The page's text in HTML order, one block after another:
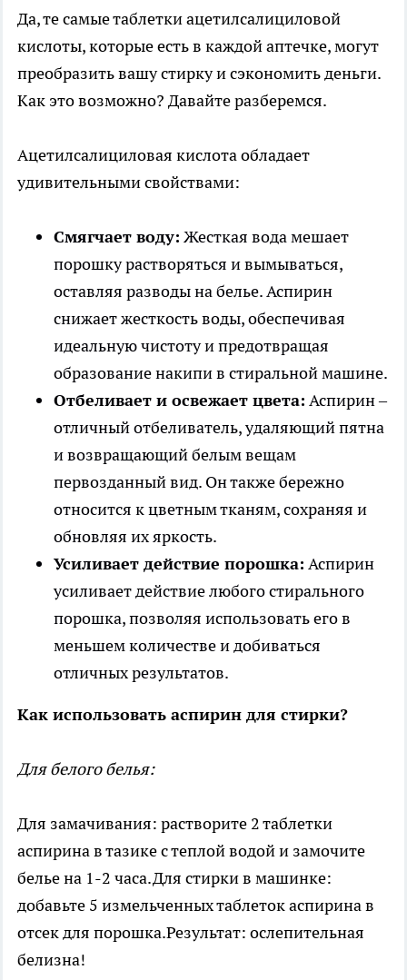
Да, те самые таблетки ацетилсалициловой
кислоты, которые есть в каждой аптечке, могут
преобразить вашу стирку и сэкономить деньги.
Как это возможно? Давайте разберемся.
Ацетилсалициловая кислота обладает
удивительными свойствами:
Смягчает воду: Жесткая вода мешает
порошку растворяться и вымываться,
оставляя разводы на белье. Аспирин
снижает жесткость воды, обеспечивая
идеальную чистоту и предотвращая
образование накипи в стиральной машине.
Отбеливает и освежает цвета: Аспирин –
отличный отбеливатель, удаляющий пятна
и возвращающий белым вещам
первозданный вид. Он также бережно
относится к цветным тканям, сохраняя и
обновляя их яркость.
Усиливает действие порошка: Аспирин
усиливает действие любого стирального
порошка, позволяя использовать его в
меньшем количестве и добиваться
отличных результатов.
Как использовать аспирин для стирки?
Для белого белья:
Для замачивания: растворите 2 таблетки
аспирина в тазике с теплой водой и замочите
белье на 1-2 часа.Для стирки в машинке:
добавьте 5 измельченных таблеток аспирина в
отсек для порошка.Результат: ослепительная
белизна!